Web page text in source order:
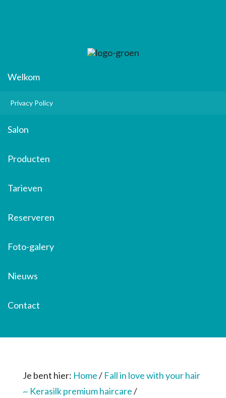
Welkom
Privacy Policy
Salon
Producten
Tarieven
Reserveren
Foto-galery
Nieuws
Contact
Je bent hier: Home/ Fall in love with your hair
~ Kerasilk premium haircare/